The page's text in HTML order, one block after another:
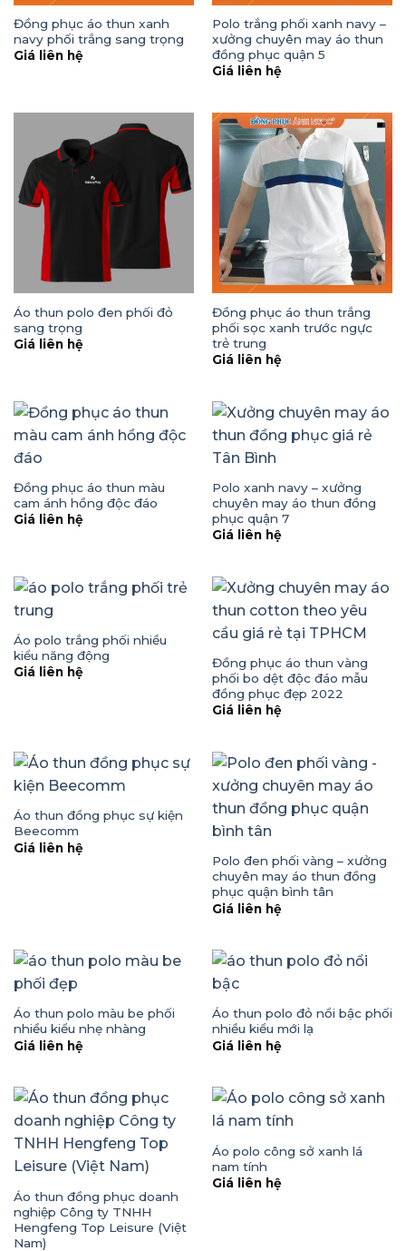
Đồng phục áo thun xanh
navy phối trắng sang trọng
Giá liên hệ
Polo trắng phối xanh navy –
xưởng chuyên may áo thun
đồng phục quận 5
Giá liên hệ
Áo thun polo đen phối đỏ
sang trọng
Giá liên hệ
Đồng phục áo thun trắng
phối sọc xanh trước ngực
trẻ trung
Giá liên hệ
Đồng phục áo thun màu
cam ánh hồng độc đáo
Giá liên hệ
Polo xanh navy – xưởng
chuyên may áo thun đồng
phục quận 7
Giá liên hệ
Áo polo trắng phối nhiều
kiểu năng động
Giá liên hệ
Đồng phục áo thun vàng
phối bo dệt độc đáo mẫu
đồng phục đẹp 2022
Giá liên hệ
Áo thun đồng phục sự kiện
Beecomm
Giá liên hệ
Polo đen phối vàng – xưởng
chuyên may áo thun đồng
phục quận bình tân
Giá liên hệ
Áo thun polo màu be phối
nhiều kiểu nhẹ nhàng
Giá liên hệ
Áo thun polo đỏ nổi bậc phối
nhiều kiểu mới lạ
Giá liên hệ
Áo thun đồng phục doanh
nghiệp Công ty TNHH
Hengfeng Top Leisure (Việt
Nam)
Áo polo công sở xanh lá
nam tính
Giá liên hệ